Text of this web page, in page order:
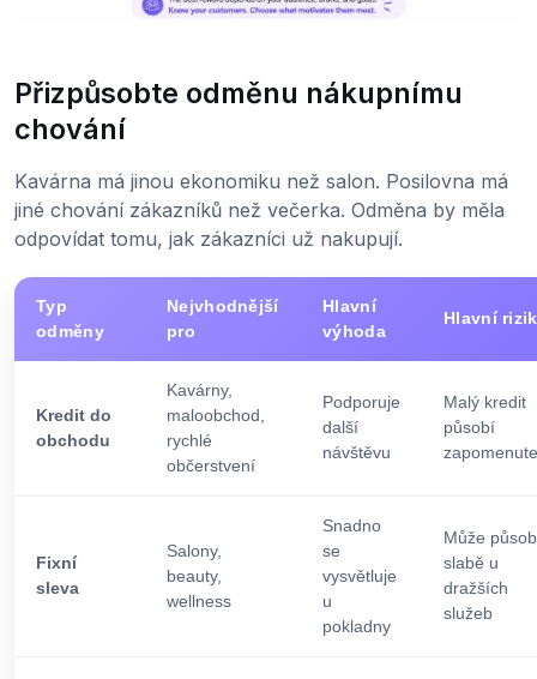
Přizpůsobte odměnu nákupnímu
chování
Kavárna má jinou ekonomiku než salon. Posilovna má
jiné chování zákazníků než večerka. Odměna by měla
odpovídat tomu, jak zákazníci už nakupují.
Typ
odměny
Nejvhodnější
pro
Hlavní
výhoda
Hlavní
Kredit do
obchodu
Kavárny,
maloobchod,
rychlé
občerstvení
Podporuje
další
návštěvu
Malý kredit
působí
Fixní
sleva
Salony,
beauty,
wellness
Snadno
se
vysvětluje
u
pokladny
Může
slabě u
dražších
služeb